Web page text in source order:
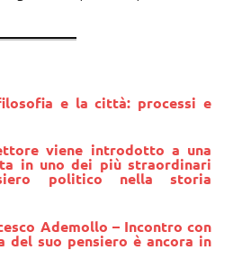
e la città: processi e
viene introdotto a una
in uno dei più straordinari
politico nella storia
Ademollo – Incontro con
del suo pensiero è ancora in